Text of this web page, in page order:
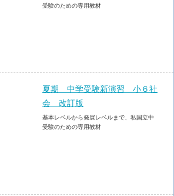
受験のための専用教材
夏期 中学受験新演習 小６社
会 改訂版
基本レベルから発展レベルまで、私国立中
受験のための専用教材